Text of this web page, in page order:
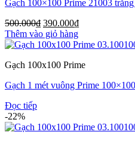
Gạch 100×100 Prime 21003 trắng
500.000₫ 390.000₫
Thêm vào giỏ hàng
Gạch 100x100 Prime
Gạch 1 mét vuông Prime
Đọc tiếp
-22%